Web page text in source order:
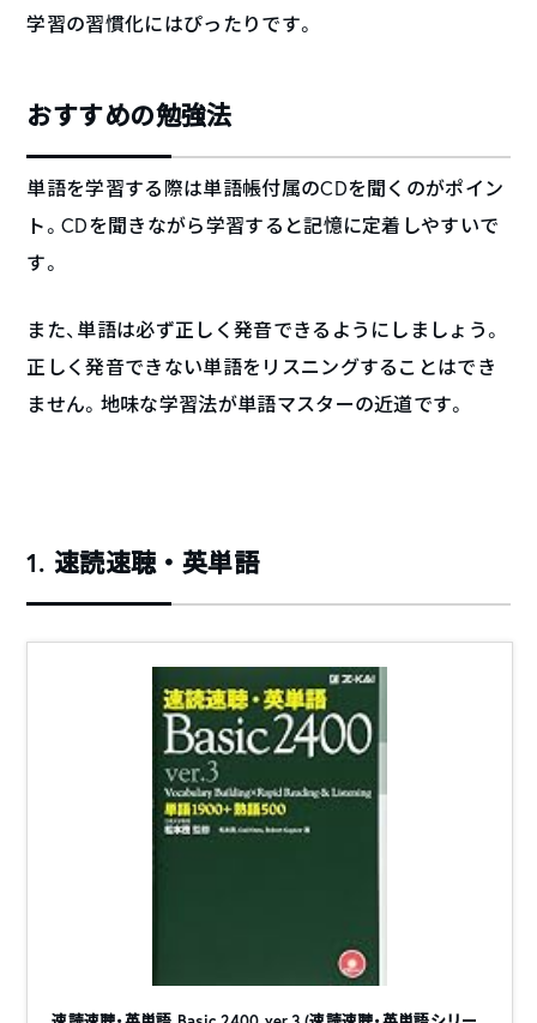
学習の習慣化にはぴったりです。
おすすめの勉強法
単語を学習する際は単語帳付属のCDを聞くのがポイン
ト。CDを聞きながら学習すると記憶に定着しやすいで
す。
また、単語は必ず正しく発音できるようにしましょう。
正しく発音できない単語をリスニングすることはでき
ません。地味な学習法が単語マスターの近道です。
1. 速読速聴・英単語